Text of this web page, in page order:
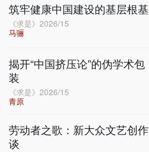
筑牢健康中国建设的基层根基
《求是》2026/15
马骊
揭开“中国挤压论”的伪学术包
装
《求是》2026/15
青原
劳动者之歌：新大众文艺创作
谈